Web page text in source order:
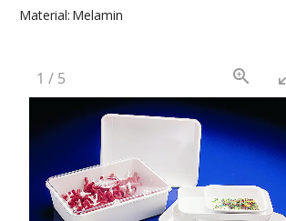
Material: Melamin
1 / 5